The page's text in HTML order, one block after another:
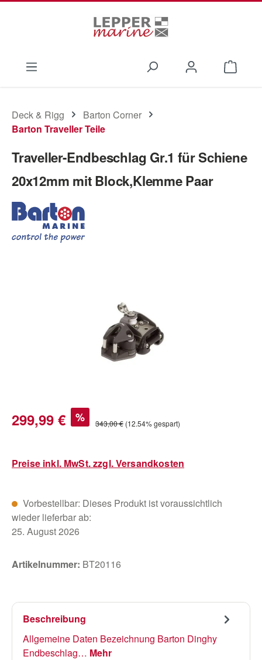
Deck & Rigg
Barton Corner
Barton Traveller Teile
Traveller-Endbeschlag Gr.1 für Schiene
20x12mm mit Block,Klemme Paar
Verkaufspreis:
299,99 € % Regulärer Preis:
343,00 € (12.54% gespart)
Preise inkl. MwSt. zzgl. Versandkosten
Vorbestellbar: Dieses Produkt ist voraussichtlich
wieder lieferbar ab:
25. August 2026
Artikelnummer: BT20116
Beschreibung
Allgemeine Daten Bezeichnung Barton Dinghy
Endbeschlag… Mehr